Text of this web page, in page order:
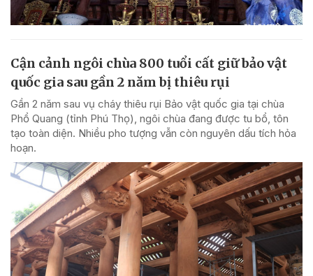
Cận cảnh ngôi chùa 800 tuổi cất giữ bảo vật
quốc gia sau gần 2 năm bị thiêu rụi
Gần 2 năm sau vụ cháy thiêu rụi Bảo vật quốc gia tại chùa
Phổ Quang (tỉnh Phú Thọ), ngôi chùa đang được tu bổ, tôn
tạo toàn diện. Nhiều pho tượng vẫn còn nguyên dấu tích hỏa
hoạn.